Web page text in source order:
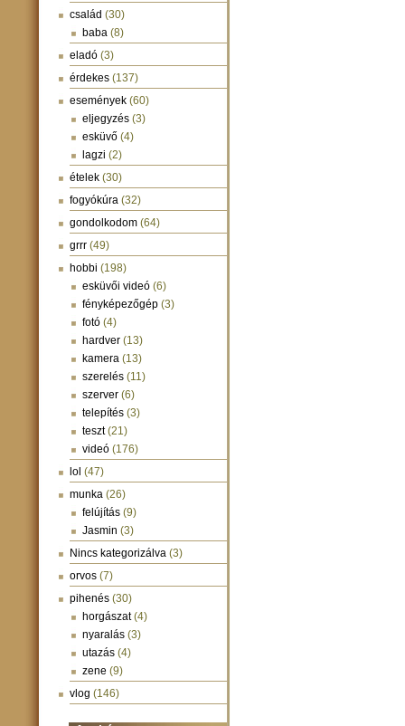
család (30)
baba (8)
eladó (3)
érdekes (137)
események (60)
eljegyzés (3)
esküvő (4)
lagzi (2)
ételek (30)
fogyókúra (32)
gondolkodom (64)
grrr (49)
hobbi (198)
esküvői videó (6)
fényképezőgép (3)
fotó (4)
hardver (13)
kamera (13)
szerelés (11)
szerver (6)
telepítés (3)
teszt(21)
videó (176)
lol (47)
munka (26)
felújítás (9)
Jasmin (3)
Nincs kategorizálva (3)
orvos (7)
pihenés (30)
horgászat(4)
nyaralás (3)
utazás (4)
zene (9)
vlog (146)